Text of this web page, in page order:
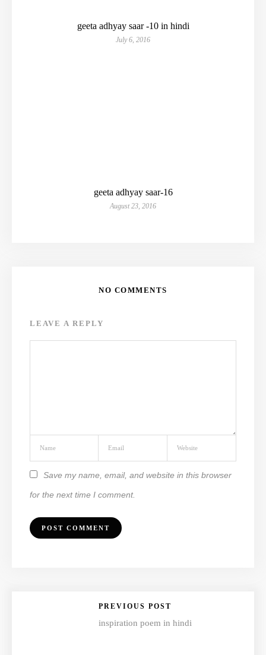
geeta adhyay saar -10 in hindi
July 6, 2016
geeta adhyay saar-16
August 23, 2016
NO COMMENTS
LEAVE A REPLY
Save my name, email, and website in this browser
for the next time I comment.
PREVIOUS POST
inspiration poem in hindi